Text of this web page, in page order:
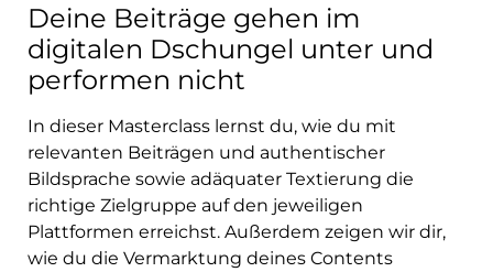
Deine Beiträge gehen im
digitalen Dschungel unter und
performen nicht
In dieser Masterclass lernst du, wie du mit
relevanten Beiträgen und authentischer
Bildsprache sowie adäquater Textierung die
richtige Zielgruppe auf den jeweiligen
Plattformen erreichst. Außerdem zeigen wir dir,
wie du die Vermarktung deines Contents